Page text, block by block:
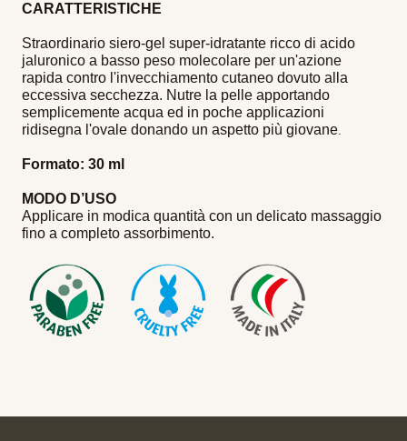
CARATTERISTICHE
Straordinario siero-gel super-idratante ricco di acido
jaluronico a basso peso molecolare per un'azione
rapida contro l'invecchiamento cutaneo dovuto alla
eccessiva secchezza. Nutre la pelle apportando
semplicemente acqua ed in poche applicazioni
ridisegna l'ovale donando un aspetto più giovane.
Formato: 30 ml
MODO D’USO
Applicare in modica quantità con un delicato massaggio
fino a completo assorbimento.